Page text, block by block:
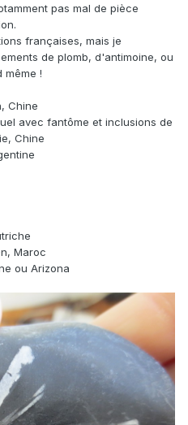
pas mal de pièce
françaises, mais je
de plomb, d'antimoine, ou
même !
Chine
avec fantôme et inclusions de
Chine
Maroc
ou Arizona